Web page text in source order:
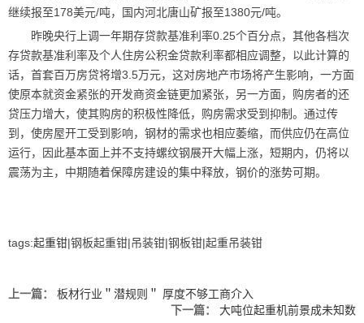
继续报至178美元/吨，国内河北唐山矿报至1380元/吨。
昨晚央行上调一年期存贷款基准利率0.25个百分点，其他各档次
存贷款基准利率及个人住房公积金贷款利率都相应调整，以此计算的
话，首套百万房贷将增3.5万元，这对房地产市场将产生影响，一方面
使原本就资金紧张的开发商资金链更加紧张，另一方面，购房者的还
贷压力增大，使其购房的积极性降低，购房需求受到抑制。通过传
到，使房屋开工受到影响，钢材的需求也相应萎缩，而供应仍在高位
运行，因此基本面上并不支持螺纹钢展开大幅上涨，短期内，仍将以
震荡为主，中期随着保障房建设的集中释放，钢价的涨势可期。
tags:起重钳|钢板起重钳|吊装钳|钢板钳|起重吊装钳
上一篇：
板材行业＂潜规则＂ 厚度不够工商介入
下一篇：
大吨位起重机前景成未知数